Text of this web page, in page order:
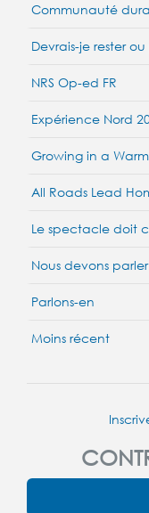
Communauté
Devrais-je rester
NRS Op-ed FR
Expérience Nord
Growing in a
All Roads Lead
Le spectacle doit
Nous devons parler
Parlons-en
Moins récent